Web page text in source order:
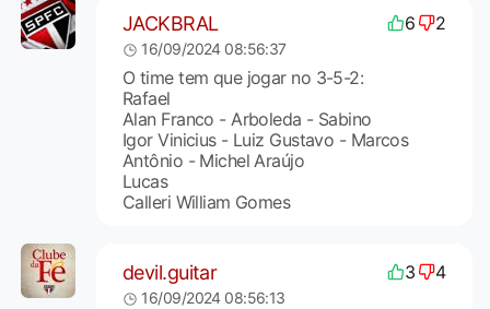
JACKBRAL 6 2
16/09/2024 08:56:37
O time tem que jogar no 3-5-2:
Rafael
Alan Franco - Arboleda - Sabino
Igor Vinicius - Luiz Gustavo - Marcos
Antônio - Michel Araújo
Lucas
Calleri William Gomes
devil.guitar 3 4
16/09/2024 08:56:13